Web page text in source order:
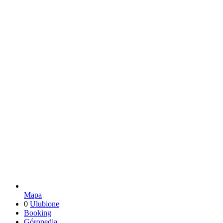
Mapa
0 Ulubione
Booking